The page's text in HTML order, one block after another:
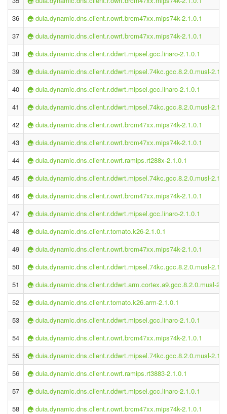
36
duia.dynamic.dns.client.r.owrt.brcm47xx.mips74k-2.1.0.1
37
duia.dynamic.dns.client.r.owrt.brcm47xx.mips74k-2.1.0.1
38
duia.dynamic.dns.client.r.ddwrt.mipsel.gcc.linaro-2.1.0.1
39
duia.dynamic.dns.client.r.ddwrt.mipsel.74kc.gcc.8.2.0.musl-
40
duia.dynamic.dns.client.r.ddwrt.mipsel.gcc.linaro-2.1.0.1
41
duia.dynamic.dns.client.r.ddwrt.mipsel.74kc.gcc.8.2.0.musl-
42
duia.dynamic.dns.client.r.owrt.brcm47xx.mips74k-2.1.0.1
43
duia.dynamic.dns.client.r.owrt.brcm47xx.mips74k-2.1.0.1
44
duia.dynamic.dns.client.r.owrt.ramips.rt288x-2.1.0.1
45
duia.dynamic.dns.client.r.ddwrt.mipsel.74kc.gcc.8.2.0.musl-
46
duia.dynamic.dns.client.r.owrt.brcm47xx.mips74k-2.1.0.1
47
duia.dynamic.dns.client.r.ddwrt.mipsel.gcc.linaro-2.1.0.1
48
duia.dynamic.dns.client.r.tomato.k26-2.1.0.1
49
duia.dynamic.dns.client.r.owrt.brcm47xx.mips74k-2.1.0.1
50
duia.dynamic.dns.client.r.ddwrt.mipsel.74kc.gcc.8.2.0.musl-
51
duia.dynamic.dns.client.r.ddwrt.arm.cortex.a9.gcc.8.2.0.musl-
52
duia.dynamic.dns.client.r.tomato.k26.arm-2.1.0.1
53
duia.dynamic.dns.client.r.ddwrt.mipsel.gcc.linaro-2.1.0.1
54
duia.dynamic.dns.client.r.owrt.brcm47xx.mips74k-2.1.0.1
55
duia.dynamic.dns.client.r.ddwrt.mipsel.74kc.gcc.8.2.0.musl-
56
duia.dynamic.dns.client.r.owrt.ramips.rt3883-2.1.0.1
57
duia.dynamic.dns.client.r.ddwrt.mipsel.gcc.linaro-2.1.0.1
58
duia.dynamic.dns.client.r.owrt.brcm47xx.mips74k-2.1.0.1